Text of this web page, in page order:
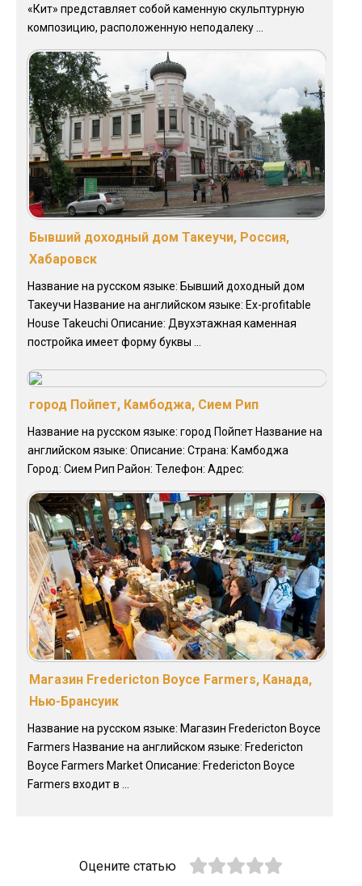
«Кит» представляет собой каменную скульптурную
композицию, расположенную неподалеку ...
Бывший доходный дом Такеучи, Россия,
Хабаровск
Название на русском языке: Бывший доходный дом
Такеучи Название на английском языке: Ex-profitable
House Takeuchi Описание: Двухэтажная каменная
постройка имеет форму буквы ...
город Пойпет, Камбоджа, Сием Рип
Название на русском языке: город Пойпет Название на
английском языке: Описание: Страна: Камбоджа
Город: Сием Рип Район: Телефон: Адрес:
Магазин Fredericton Boyce Farmers, Канада,
Нью-Брансуик
Название на русском языке: Магазин Fredericton Boyce
Farmers Название на английском языке: Fredericton
Boyce Farmers Market Описание: Fredericton Boyce
Farmers входит в ...
Оцените статью